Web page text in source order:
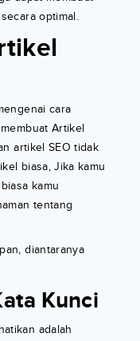
optimal.
cara
Artikel
artikel SEO tidak
biasa, Jika kamu
kamu
tentang
diantaranya
Kunci
adalah